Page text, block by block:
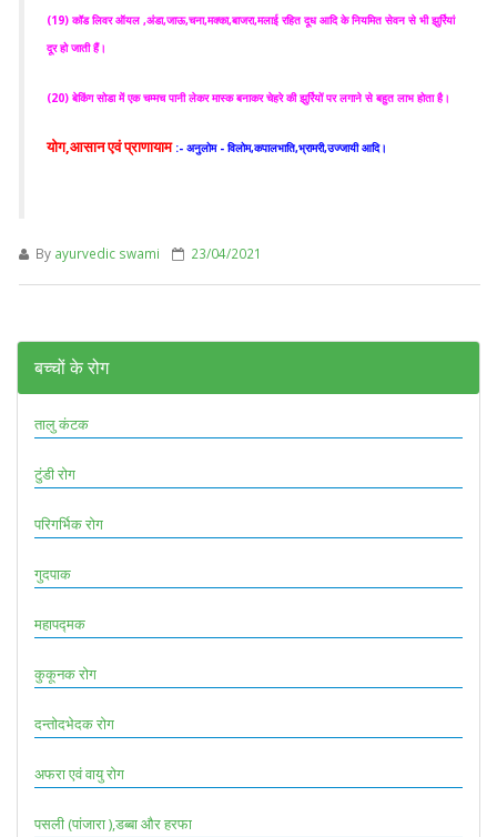
(19) कॉड लिवर ऑयल ,अंडा,जाऊ,चना,मक्का,बाजरा,मलाई रहित दूध आदि के नियमित सेवन से भी झुर्रियां
दूर हो जाती हैं।
(20) बेकिंग सोडा में एक चम्मच पानी लेकर मास्क बनाकर चेहरे की झुर्रियों पर लगाने से बहुत लाभ होता है।
योग,आसान एवं प्राणायाम :- अनुलोम - विलोम,कपालभाति,भ्रामरी,उज्जायी आदि।
By ayurvedic swami 23/04/2021
बच्चों के रोग
तालु कंटक
टुंडी रोग
परिगर्भिक रोग
गुदपाक
महापद्मक
कुकूनक रोग
दन्तोदभेदक रोग
अफरा एवं वायु रोग
पसली (पांजारा ),डब्बा और हरफा